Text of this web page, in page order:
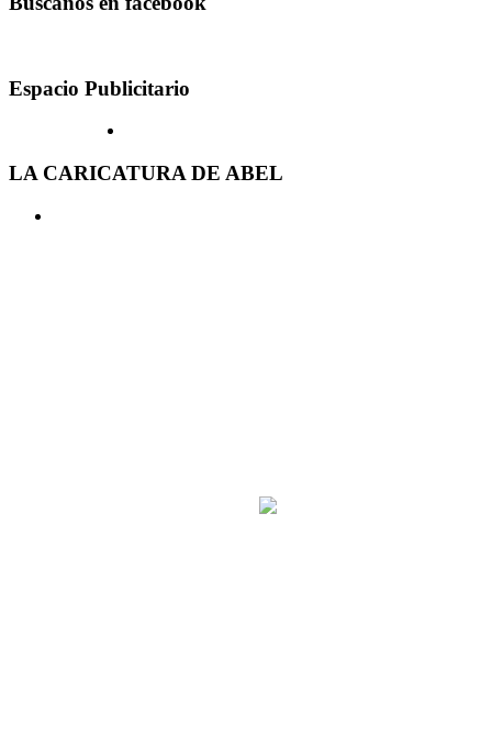
Espacio Publicitario
LA CARICATURA DE ABEL